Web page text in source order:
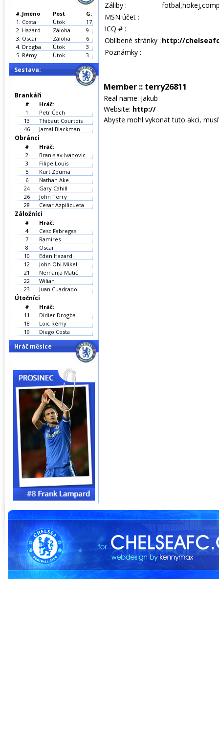
Záliby :
MSN účet :
ICQ # :
Oblíbené stránky : http://
Poznámky :
Member :: terry26811
Real name: Jakub
Website: http://
Abyste mohl vykonat tuto akci,
#.Jméno Post
G:
1. Costa Útok
17
2. Hazard Záloha
9
3. Oscar Záloha
6
4. Drogba Útok
3
5. Rémy Útok 3
Sestava:
Brankáři
#
Hráč:
1
Petr Čech
13
Thibaut Courtois
46
Jamal Blackman
Obránci
#
Hráč:
2
Branislav Ivanovic
3
Filipe Louis
5
Kurt Zouma
6
Nathan Ake
24
Gary Cahill
26
John Terry
28
Cesar Azpilicueta
Záložníci
#
Hráč:
4
Cesc Fabregas
7
Ramires
8
Oscar
10
Eden Hazard
12
John Obi Mikel
21
Nemanja Matić
22
Wilian
23
Juan Cuadrado
Útočníci
#
Hráč:
11
Didier Drogba
18
Loic Rémy
19
Diego Costa
Hráč měsíce